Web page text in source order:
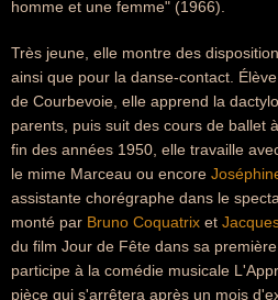
homme et une femme" (1966).
Très jeune, elle montre des
ainsi que pour la danse-contact.
de Courbevoie, elle apprend la
parents, puis suit des cours de ballet
fin des années 1950, elle travaille
le mime Marceau ou encore
assistante chorégraphe dans le
monté par Bruno Coquatrix et
du film Jour de Fête dans sa
participe à la comédie musicale
pièce qui s'arrêtera après un mois